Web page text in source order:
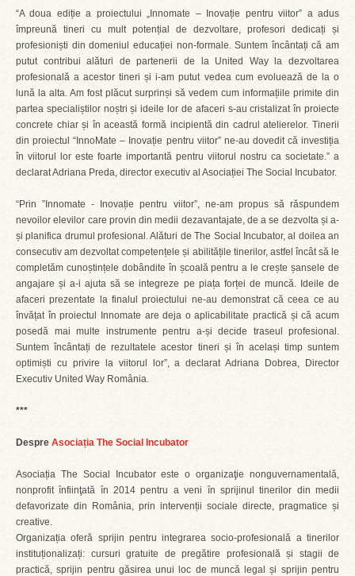
“A doua ediție a proiectului „Innomate – Inovație pentru viitor” a adus
împreună tineri cu mult potențial de dezvoltare, profesori dedicați și
profesioniști din domeniul educației non-formale. Suntem încântați că am
putut contribui alături de partenerii de la United Way la dezvoltarea
profesională a acestor tineri și i-am putut vedea cum evoluează de la o
lună la alta. Am fost plăcut surprinși să vedem cum informațiile primite din
partea specialiștilor noștri și ideile lor de afaceri s-au cristalizat în proiecte
concrete chiar și în această formă incipientă din cadrul atelierelor. Tinerii
din proiectul “InnoMate – Inovație pentru viitor” ne-au dovedit că investiția
în viitorul lor este foarte importantă pentru viitorul nostru ca societate.” a
declarat Adriana Preda, director executiv al Asociației The Social Incubator.
“Prin ”Innomate - Inovație pentru viitor”, ne-am propus să răspundem
nevoilor elevilor care provin din medii dezavantajate, de a se dezvolta și a-
și planifica drumul profesional. Alături de The Social Incubator, al doilea an
consecutiv am dezvoltat competențele și abilitățile tinerilor, astfel încât să le
completăm cunoștințele dobândite în școală pentru a le crește șansele de
angajare și a-i ajuta să se integreze pe piața forței de muncă. Ideile de
afaceri prezentate la finalul proiectului ne-au demonstrat că ceea ce au
învățat în proiectul Innomate are deja o aplicabilitate practică și că acum
posedă mai multe instrumente pentru a-și decide traseul profesional.
Suntem încântați de rezultatele acestor tineri și în același timp suntem
optimiști cu privire la viitorul lor”, a declarat Adriana Dobrea, Director
Executiv United Way România.
***
Despre Asociația The Social Incubator
Asociația The Social Incubator este o organizaţie nonguvernamentală,
nonprofit ȋnfiinţată ȋn 2014 pentru a veni ȋn sprijinul tinerilor din medii
defavorizate din România, prin intervenții sociale directe, pragmatice și
creative.
Organizația oferă sprijin pentru integrarea socio-profesională a tinerilor
instituționalizați: cursuri gratuite de pregătire profesională și stagii de
practică, sprijin pentru găsirea unui loc de muncă legal și sprijin pentru